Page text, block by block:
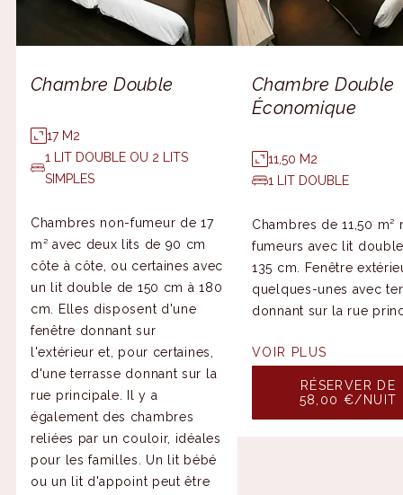
Chambre Double
17 M2
1 LIT DOUBLE OU 2 LITS
SIMPLES
Chambres non-fumeur de 17
m² avec deux lits de 90 cm
côte à côte, ou certaines avec
un lit double de 150 cm à 180
cm. Elles disposent d'une
fenêtre donnant sur
l'extérieur et, pour certaines,
d'une terrasse donnant sur la
rue principale. Il y a
également des chambres
reliées par un couloir, idéales
pour les familles. Un lit bébé
ou un lit d'appoint peut être
Chambre Double
Économique
11,50 M2
1 LIT DOUBLE
Chambres de 11,50 m²
fumeurs avec lit
135 cm. Fenêtre
quelques-unes avec
donnant sur la rue
VOIR PLUS
RÉSERVER DE
58,00 €/NUIT